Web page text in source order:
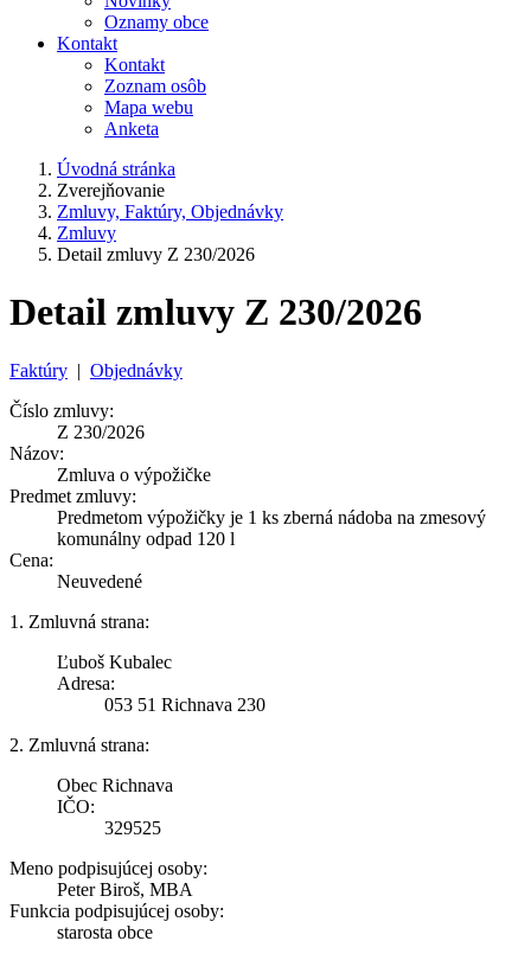
Oznamy obce
Kontakt
Kontakt
Zoznam osôb
Mapa webu
Anketa
Úvodná stránka
Zverejňovanie
Zmluvy, Faktúry, Objednávky
Zmluvy
Detail zmluvy Z 230/2026
Detail zmluvy Z 230/2026
Faktúry | Objednávky
Číslo zmluvy:
Z 230/2026
Názov:
Zmluva o výpožičke
Predmet zmluvy:
Predmetom výpožičky je 1 ks zberná nádoba na zmesový
komunálny odpad 120 l
Cena:
Neuvedené
1. Zmluvná strana:
Ľuboš Kubalec
Adresa:
053 51 Richnava 230
2. Zmluvná strana:
Obec Richnava
IČO:
329525
Meno podpisujúcej osoby:
Peter Biroš, MBA
Funkcia podpisujúcej osoby:
starosta obce